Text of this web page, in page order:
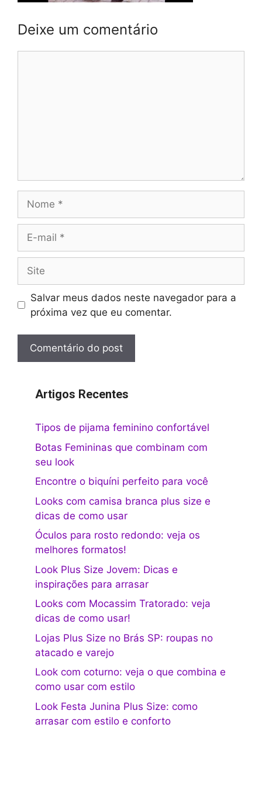
Deixe um comentário
mail
Salvar meus dados neste navegador para a
próxima vez que eu comentar.
Artigos Recentes
Tipos de pijama feminino confortável
Botas Femininas que combinam com
seu look
Encontre o biquíni perfeito para você
Looks com camisa branca plus size e
dicas de como usar
Óculos para rosto redondo: veja os
melhores formatos!
Look Plus Size Jovem: Dicas e
inspirações para arrasar
Looks com Mocassim Tratorado: veja
dicas de como usar!
Lojas Plus Size no Brás SP: roupas no
atacado e varejo
Look com coturno: veja o que combina e
como usar com estilo
Look Festa Junina Plus Size: como
arrasar com estilo e conforto